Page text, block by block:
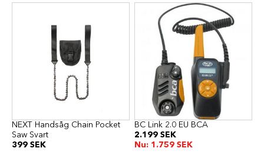
NEXT Handsåg Chain Pocket
Saw Svart
399 SEK
BC Link 2.0 EU BCA
2.199 SEK
Nu: 1.759 SEK